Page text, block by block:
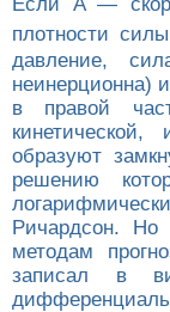
плотности
давление,
неинерционна)
в правой
образуют
решению
Ричардсон. Но
методам
записал в